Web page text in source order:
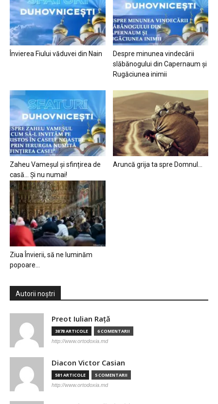
Învierea Fiului văduvei din Nain
Despre minunea vindecării
slăbănogului din Capernaum și
Rugăciunea inimii
Zaheu Vameșul și sfințirea de
casă… Și nu numai!
Aruncă grija ta spre Domnul…
Ziua Învierii, să ne luminăm
popoare…
Autorii noștri
Preot Iulian Raţă
3878 ARTICOLE 6 COMENTARII
http://www.ortodoxia.md
Diacon Victor Casian
581 ARTICOLE 5 COMENTARII
http://www.ortodoxia.md